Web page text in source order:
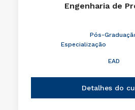
Engenharia de
Pós-
Especialização
EAD
Detalhes do